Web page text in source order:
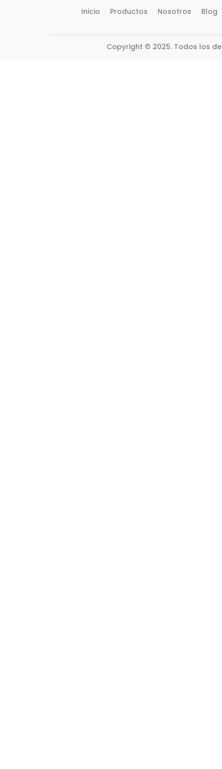
Inicio Productos Nosotros Blog
Copyright © 2025. Todos los